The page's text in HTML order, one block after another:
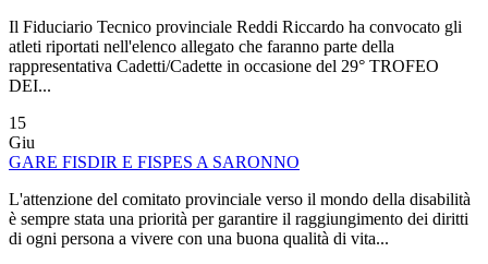
Il Fiduciario Tecnico provinciale Reddi Riccardo ha convocato gli
atleti riportati nell'elenco allegato che faranno parte della
rappresentativa Cadetti/Cadette in occasione del 29° TROFEO
DEI...
15
Giu
GARE FISDIR E FISPES A SARONNO
L'attenzione del comitato provinciale verso il mondo della disabilità
è sempre stata una priorità per garantire il raggiungimento dei diritti
di ogni persona a vivere con una buona qualità di vita...